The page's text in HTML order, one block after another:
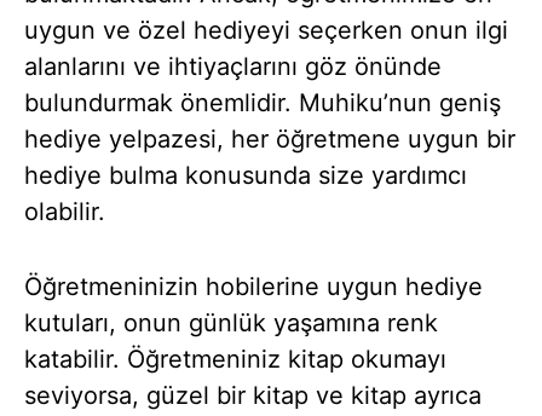
uygun ve özel hediyeyi seçerken onun ilgi
alanlarını ve ihtiyaçlarını göz önünde
bulundurmak önemlidir. Muhiku’nun geniş
hediye yelpazesi, her öğretmene uygun bir
hediye bulma konusunda size yardımcı
olabilir.
Öğretmeninizin hobilerine uygun hediye
kutuları, onun günlük yaşamına renk
katabilir. Öğretmeniniz kitap okumayı
seviyorsa, güzel bir kitap ve kitap ayrıca